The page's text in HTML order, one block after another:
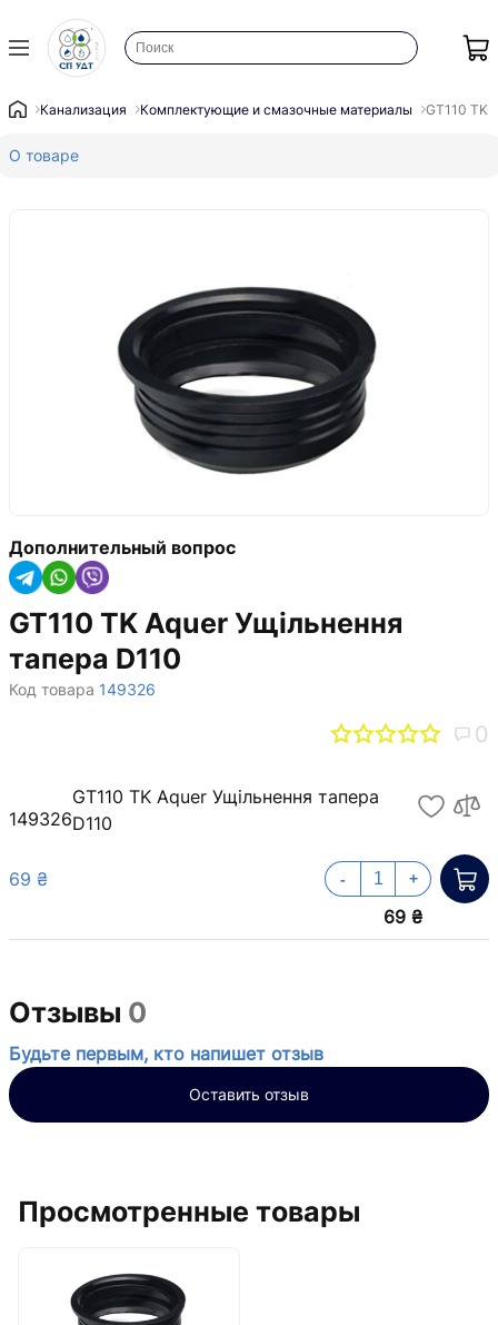
Канализация Комплектующие и смазочные материалы GT110 TK
О товаре
Дополнительный вопрос
GT110 TK Aquer Ущільнення
тапера D110
Код товара 149326
0
149326
GT110 TK Aquer Ущільнення тапера
D110
69 ₴
69 ₴
- +
Отзывы 0
Будьте первым, кто напишет отзыв
Оставить отзыв
Просмотренные товары